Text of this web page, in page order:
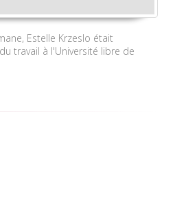
Estelle Krzeslo était
travail à l'Université libre de